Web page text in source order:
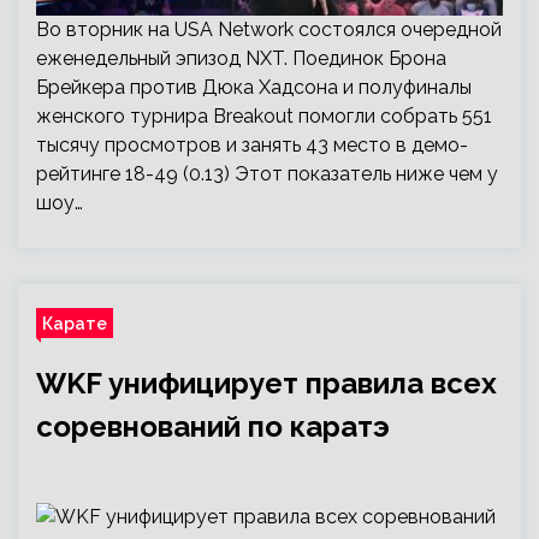
Во вторник на USA Network состоялся очередной
еженедельный эпизод NXT. Поединок Брона
Брейкера против Дюка Хадсона и полуфиналы
женского турнира Breakout помогли собрать 551
тысячу просмотров и занять 43 место в демо-
рейтинге 18-49 (0.13) Этот показатель ниже чем у
шоу…
Карате
WKF унифицирует правила всех
соревнований по каратэ